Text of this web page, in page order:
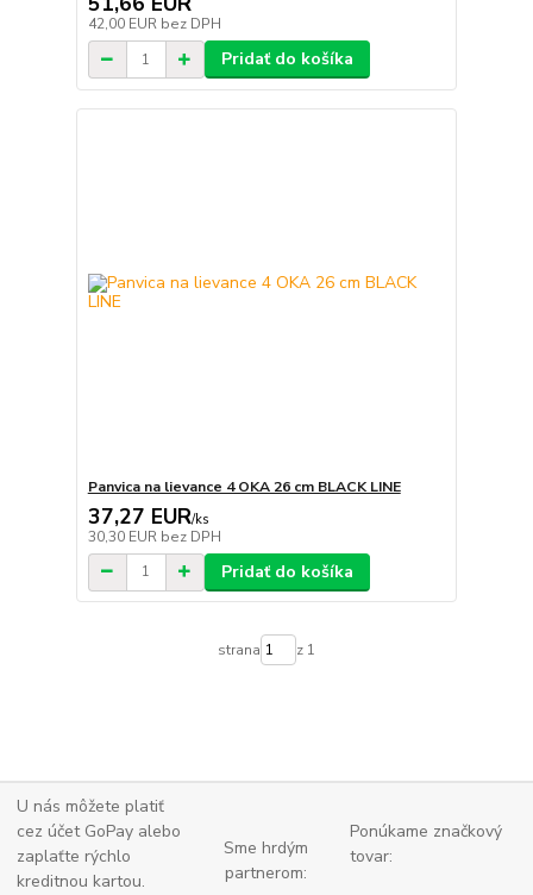
42,00 EUR bez DPH
Pridať do košíka
Panvica na lievance 4 OKA 26 cm BLACK LINE
37,27 EUR/ks
30,30 EUR bez DPH
Pridať do košíka
strana z 1
U nás môžete platiť
cez účet GoPay alebo
zaplaťte rýchlo
kreditnou kartou.
Sme hrdým
partnerom:
Ponúkame značkový
tovar: